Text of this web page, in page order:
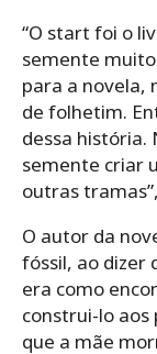
“O start foi o
semente
para a novela,
de folhetim.
dessa história.
semente criar
outras
O autor da
fóssil, ao dizer
era como
construi-lo aos
que a mãe